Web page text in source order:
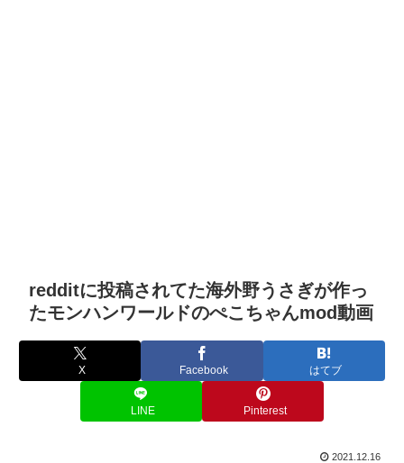
redditに投稿されてた海外野うさぎが作っ
たモンハンワールドのぺこちゃんmod動画
X Facebook はてブ
LINE Pinterest
2021.12.16